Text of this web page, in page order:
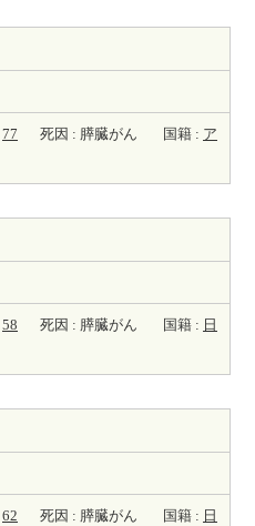
77 死因 : 膵臓がん 国籍 : ア
58 死因 : 膵臓がん 国籍 : 日
62 死因 : 膵臓がん 国籍 : 日